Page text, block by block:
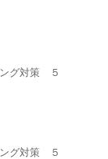
ング対策 ５
ング対策 ５